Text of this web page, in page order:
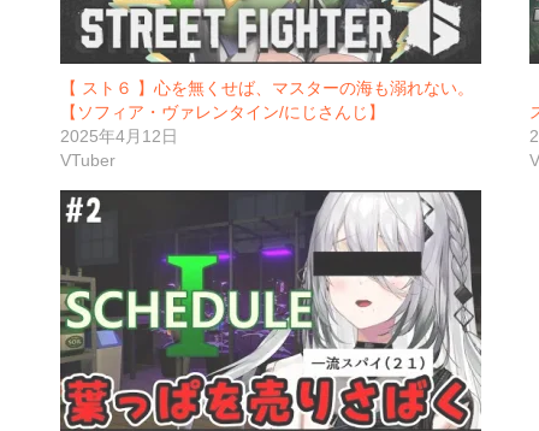
【 スト６ 】心を無くせば、マスターの海も溺れない。
【ソフィア・ヴァレンタイン/にじさんじ】
2025年4月12日
VTuber